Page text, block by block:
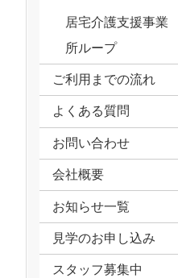
居宅介護支援事業
所ループ
ご利用までの流れ
よくある質問
お問い合わせ
会社概要
お知らせ一覧
見学のお申し込み
スタッフ募集中